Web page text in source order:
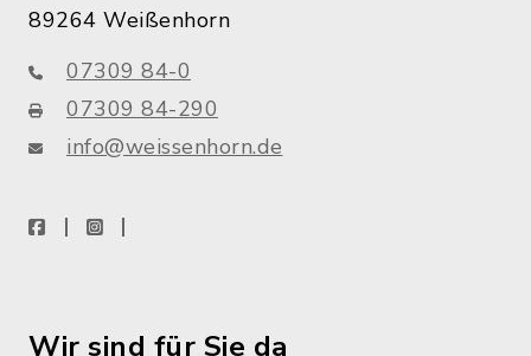
89264 Weißenhorn
07309 84-0
07309 84-290
info@weissenhorn.de
facebookinstagram
Wir sind für Sie da